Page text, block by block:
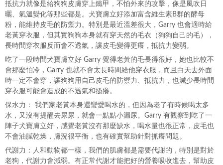
抵抗力就像是給狗狗皮膚穿上鐵甲，不怕外來的攻擊，像是風吹日
曬、氣溫變化等那些都是。犬寶膚立好添加富含維生素B群的酵母
粉，能維持皮毛的防禦力。特別是最近溫差很大，Garry 也會適時給
老黃穿衣服，但其實狗狗本身就有穿天然的毛衣（狗狗自己的毛），
長時間穿衣服反而會不透氣，讓皮毛變得更癢，抵抗力變弱。
吃了一段時間犬寶膚立好 Garry 覺得老黃的毛長得很好，她也比較不
會那麼怕冷，Garry 也就不會太長時間給他穿衣服，而且白天去外面
時一定不會穿，讓狗狗用自己皮毛的防禦力、抵抗力，也減少長時間
穿衣服可能會造成的不透氣和搔癢。
保水力： 我們家老黃本身還蠻愛喝水的，但因為老了有時候喝太多
水，又沒有提醒去尿尿，就會一點點小漏尿。Garry 有觀察到吃了一
陣子犬寶膚立好，感覺老黃沒有那麼缺水，喝水量也很正常，皮毛也
不會油膩乾燥，膚況很平衡，也有確實幫助針對抓癢問題。
代謝力：人和動物都一樣，我們的肌膚都是需要代謝的，特別是對於
老狗，代謝力會減弱。有正常代謝才能把好的營養吸收進去，幫助皮